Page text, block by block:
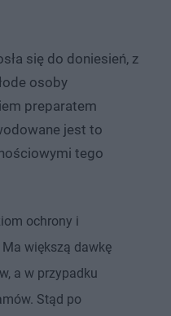
się do doniesień, z
osoby
preparatem
jest to
tego
ochrony i
większą dawkę
a w przypadku
Stąd po